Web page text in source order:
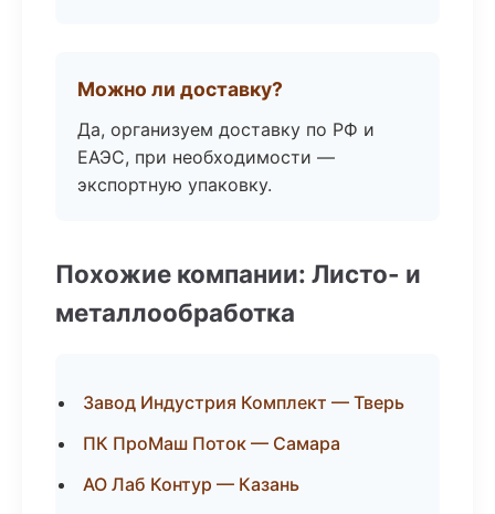
Можно ли доставку?
Да, организуем доставку по РФ и
ЕАЭС, при необходимости —
экспортную упаковку.
Похожие компании: Листо- и
металлообработка
Завод Индустрия Комплект — Тверь
ПК ПроМаш Поток — Самара
АО Лаб Контур — Казань